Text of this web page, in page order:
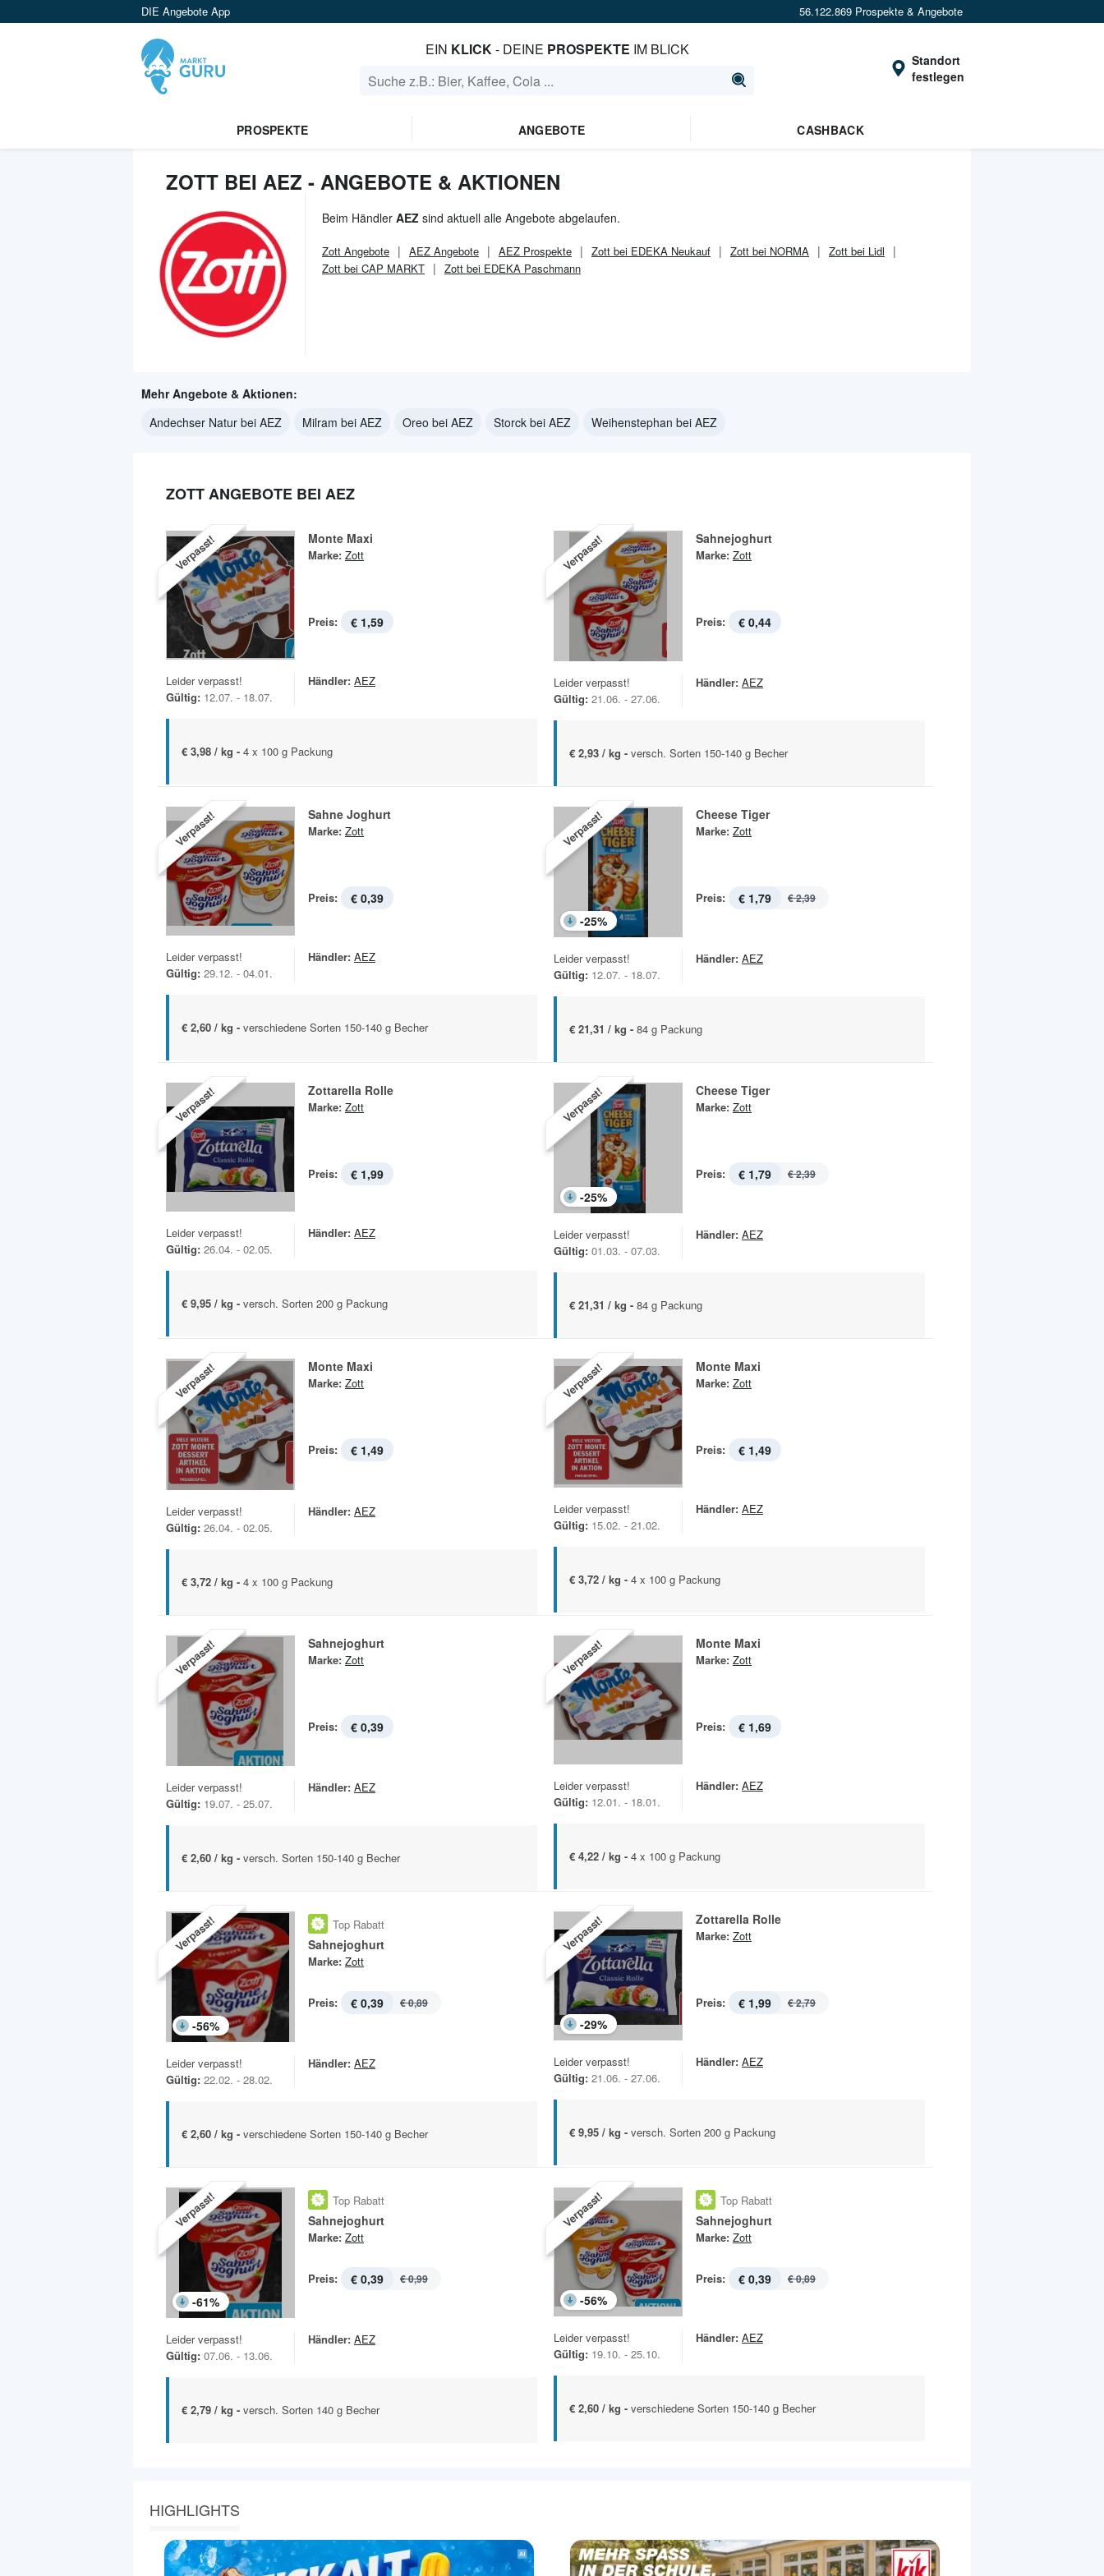
DIE Angebote App 56.122.869 Prospekte & Angebote
EIN KLICK- DEINE PROSPEKTE IM BLICK
Standort
festlegen
PROSPEKTE ANGEBOTE CASHBACK
ZOTT BEI AEZ - ANGEBOTE & AKTIONEN
Beim Händler AEZ sind aktuell alle Angebote abgelaufen.
Zott Angebote AEZ Angebote AEZ Prospekte Zott bei EDEKA Neukauf Zott bei NORMA
Zott bei Lidl
Zott bei CAP MARKT
Zott bei EDEKA Paschmann
Mehr Angebote & Aktionen:
Andechser Natur bei AEZ
Milram bei AEZ Oreo bei AEZ Storck bei AEZ Weihenstephan bei AEZ
ZOTT ANGEBOTE BEI AEZ
Verpasst! Monte Maxi
Marke: Zott
Preis: € 1,59
Leider verpasst!
Gültig: 12.07. - 18.07.
Händler: AEZ
€ 3,98 / kg - 4 x 100 g Packung
Verpasst! Sahnejoghurt
Marke: Zott
Preis: € 0,44
Leider verpasst!
Gültig: 21.06. - 27.06.
Händler: AEZ
€ 2,93 / kg - versch. Sorten 150-140 g Becher
Verpasst! Sahne Joghurt
Marke: Zott
Preis: € 0,39
Leider verpasst!
Gültig: 29.12. - 04.01.
Händler: AEZ
€ 2,60 / kg - verschiedene Sorten 150-140 g Becher
Verpasst!
-25%
Cheese Tiger
Marke: Zott
Preis: € 1,79 € 2,39
Leider verpasst!
Gültig: 12.07. - 18.07.
Händler: AEZ
€ 21,31 / kg - 84 g Packung
Verpasst! Zottarella Rolle
Marke: Zott
Preis: € 1,99
Leider verpasst!
Gültig: 26.04. - 02.05.
Händler: AEZ
€ 9,95 / kg - versch. Sorten 200 g Packung
Verpasst!
-25%
Cheese Tiger
Marke: Zott
Preis: € 1,79 € 2,39
Leider verpasst!
Gültig: 01.03. - 07.03.
Händler: AEZ
€ 21,31 / kg - 84 g Packung
Verpasst! Monte Maxi
Marke: Zott
Preis: € 1,49
Leider verpasst!
Gültig: 26.04. - 02.05.
Händler: AEZ
€ 3,72 / kg - 4 x 100 g Packung
Verpasst! Monte Maxi
Marke: Zott
Preis: € 1,49
Leider verpasst!
Gültig: 15.02. - 21.02.
Händler: AEZ
€ 3,72 / kg - 4 x 100 g Packung
Verpasst! Sahnejoghurt
Marke: Zott
Preis: € 0,39
Leider verpasst!
Gültig: 19.07. - 25.07.
Händler: AEZ
€ 2,60 / kg - versch. Sorten 150-140 g Becher
Verpasst! Monte Maxi
Marke: Zott
Preis: € 1,69
Leider verpasst!
Gültig: 12.01. - 18.01.
Händler: AEZ
€ 4,22 / kg - 4 x 100 g Packung
Verpasst!
-56%
Top Rabatt
Sahnejoghurt
Marke: Zott
Preis: € 0,39 € 0,89
Leider verpasst!
Gültig: 22.02. - 28.02.
Händler: AEZ
€ 2,60 / kg - verschiedene Sorten 150-140 g Becher
Verpasst!
-29%
Zottarella Rolle
Marke: Zott
Preis: € 1,99 € 2,79
Leider verpasst!
Gültig: 21.06. - 27.06.
Händler: AEZ
€ 9,95 / kg - versch. Sorten 200 g Packung
Verpasst!
-61%
Top Rabatt
Sahnejoghurt
Marke: Zott
Preis: € 0,39 € 0,99
Leider verpasst!
Gültig: 07.06. - 13.06.
Händler: AEZ
€ 2,79 / kg - versch. Sorten 140 g Becher
Verpasst!
-56%
Top Rabatt
Sahnejoghurt
Marke: Zott
Preis: € 0,39 € 0,89
Leider verpasst!
Gültig: 19.10. - 25.10.
Händler: AEZ
€ 2,60 / kg - verschiedene Sorten 150-140 g Becher
HIGHLIGHTS